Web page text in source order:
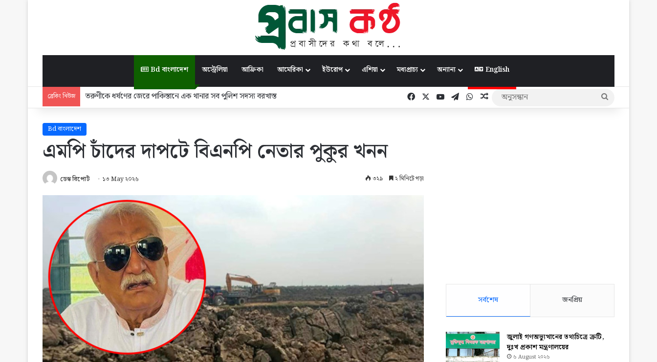
Bd বাংলাদেশ অস্ট্রেলিয়া আফ্রিকা আমেরিকা ইউরোপ এশিয়া মধ্যপ্রাচ্য অন্যান্য English
ব্রেকিং নিউজ পথ হারালে এই জাদুঘরে এসে পথ খুঁজে নেবো: ড. মুহাম্মদ ইউনূস Facebook YouTubeTelegramWhatsApp
Random Article
Bd বাংলাদেশ
এমপি চাঁদের দাপটে বিএনপি নেতার পুকুর খনন
ডেস্ক রিপোর্ট ১৩ May ২০২৬ ৩২৯ ২ মিনিটে পড়া
সর্বশেষ জনপ্রিয়
জুলাই গণঅভ্যুত্থানের তথ্যচিত্রে ত্রুটি,
দুঃখ প্রকাশ মন্ত্রণালয়ের
৬ August ২০২৬